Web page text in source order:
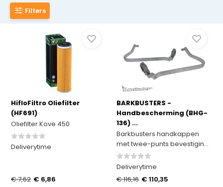
Filters
HifloFiltro Oliefilter
(HF691)
Oliefilter Kove 450
Deliverytime
€ 7,62 € 6,86
BARKBUSTERS -
Handbescherming (BHG-
136) ...
Barkbusters handkappen
met twee-punts bevestigin...
Deliverytime
€ 116,16 € 110,35